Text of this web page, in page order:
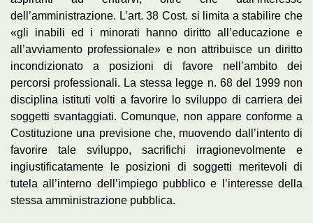
dell’amministrazione. L’art. 38 Cost. si limita a stabilire che
«gli inabili ed i minorati hanno diritto all’educazione e
all’avviamento professionale» e non attribuisce un diritto
incondizionato a posizioni di favore nell’ambito dei
percorsi professionali. La stessa legge n. 68 del 1999 non
disciplina istituti volti a favorire lo sviluppo di carriera dei
soggetti svantaggiati. Comunque, non appare conforme a
Costituzione una previsione che, muovendo dall’intento di
favorire tale sviluppo, sacrifichi irragionevolmente e
ingiustificatamente le posizioni di soggetti meritevoli di
tutela all’interno dell’impiego pubblico e l’interesse della
stessa amministrazione pubblica.